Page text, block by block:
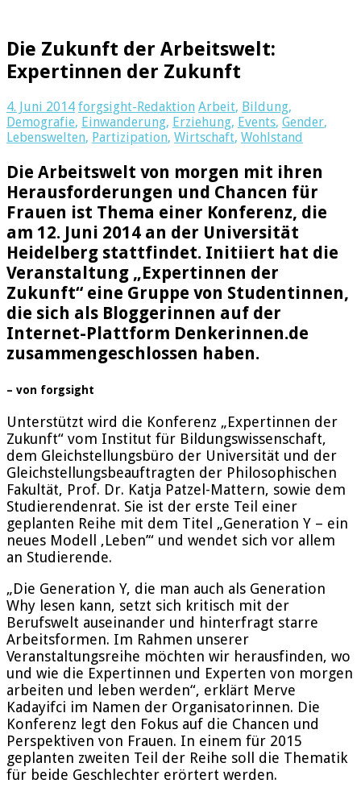
Die Zukunft der Arbeitswelt:
Expertinnen der Zukunft
4. Juni 2014 forgsight-Redaktion Arbeit, Bildung,
Demografie, Einwanderung, Erziehung, Events, Gender,
Lebenswelten, Partizipation, Wirtschaft, Wohlstand
Die Arbeitswelt von morgen mit ihren
Herausforderungen und Chancen für
Frauen ist Thema einer Konferenz, die
am 12. Juni 2014 an der Universität
Heidelberg stattfindet. Initiiert hat die
Veranstaltung „Expertinnen der
Zukunft“ eine Gruppe von Studentinnen,
die sich als Bloggerinnen auf der
Internet-Plattform Denkerinnen.de
zusammengeschlossen haben.
– von forgsight
Unterstützt wird die Konferenz „Expertinnen der
Zukunft“ vom Institut für Bildungswissenschaft,
dem Gleichstellungsbüro der Universität und der
Gleichstellungsbeauftragten der Philosophischen
Fakultät, Prof. Dr. Katja Patzel-Mattern, sowie dem
Studierendenrat. Sie ist der erste Teil einer
geplanten Reihe mit dem Titel „Generation Y – ein
neues Modell ‚Leben’“ und wendet sich vor allem
an Studierende.
„Die Generation Y, die man auch als Generation
Why lesen kann, setzt sich kritisch mit der
Berufswelt auseinander und hinterfragt starre
Arbeitsformen. Im Rahmen unserer
Veranstaltungsreihe möchten wir herausfinden, wo
und wie die Expertinnen und Experten von morgen
arbeiten und leben werden“, erklärt Merve
Kadayifci im Namen der Organisatorinnen. Die
Konferenz legt den Fokus auf die Chancen und
Perspektiven von Frauen. In einem für 2015
geplanten zweiten Teil der Reihe soll die Thematik
für beide Geschlechter erörtert werden.